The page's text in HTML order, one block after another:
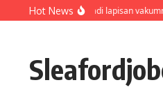
Skip to content
Hot News
Bisa jadi lapisan vakumnya sudah